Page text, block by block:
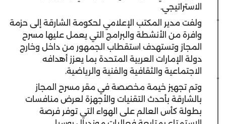
الاستراتيجي.
ولفت مدير المكتب الإعلامي لحكومة الشارقة إلى حزمة
وافرة من الأنشطة والبرامج التي يعمل عليها مسرح
المجاز وتستهدف استقطاب الجمهور من داخل وخارج
دولة الإمارات العربية المتحدة بما يعزز أهدافه
الاجتماعية والثقافية والفنية والرياضية.
وتم تجهيز خيمة مخصصة في مقر مسرح المجاز
بالشارقة بأحدث التقنيات والأجهزة لعرض منافسات
بطولة كأس العالم على الهواء التي توفر فرصة